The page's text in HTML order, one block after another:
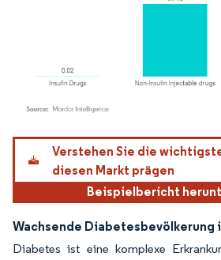
Bild © Mordor Intelligence. Wiederverwendung
Verstehen Sie die
diesen Markt prägen
Beispielbericht
Wachsende Diabetesbevölkerung
Diabetes ist eine komplexe